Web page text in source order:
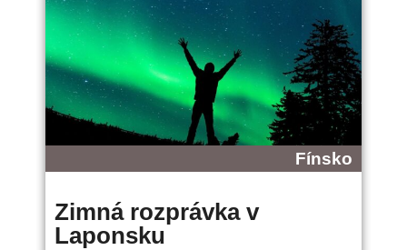
Fínsko
Zimná rozprávka v
Laponsku